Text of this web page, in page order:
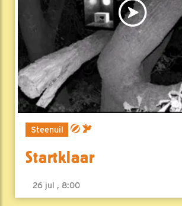
Steenuil
Startklaar
26 jul , 8:00